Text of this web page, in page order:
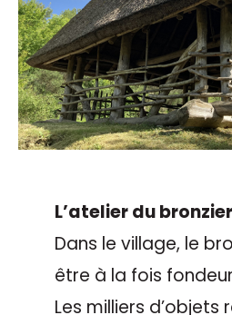
L’atelier du bronzier
Dans le village, le
être à la fois
Les milliers d’objets